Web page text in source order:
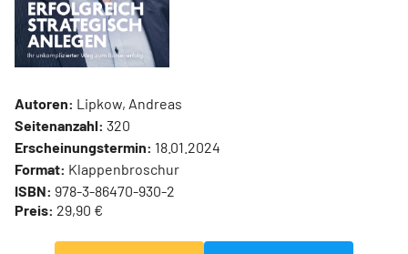
Autoren: Lipkow, Andreas
Seitenanzahl: 320
Erscheinungstermin: 18.01.2024
Format: Klappenbroschur
ISBN: 978-3-86470-930-2
Preis: 29,90 €